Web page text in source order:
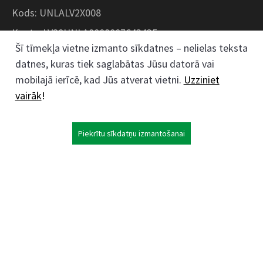
Kods: UNLALV2X008
Konts: LV28UNLA0008007643435
Kokaudzētavas iela 1, Zaļenieki, Zaļenieku
pagasts, Jelgavas novads, LV- 3011, Latvija
Šī tīmekļa vietne izmanto sīkdatnes – nelielas teksta
datnes, kuras tiek saglabātas Jūsu datorā vai
mobilajā ierīcē, kad Jūs atverat vietni. Uzziniet
vairāk!
Piekrītu sīkdatņu izmantošanai